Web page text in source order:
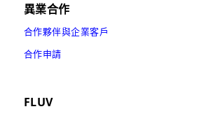
異業合作
合作夥伴與企業客戶
合作申請
FLUV